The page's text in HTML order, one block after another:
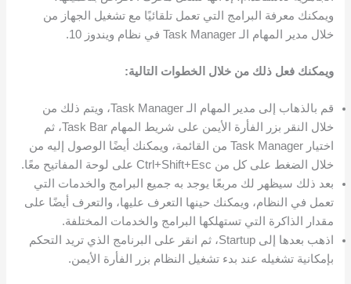
ويمكنك معرفة البرامج التي تعمل تلقائيًا مع تشغيل الجهاز من
خلال مدير المهام الـ Task Manager في نظام ويندوز 10.
ويمكنك فعل ذلك من خلال الخطوات التالية:
قم بالذهاب إلى مدير المهام الـ Task Manager، ويتم ذلك من
خلال النقر بزر الفأرة الأيمن على شريط المهام Task Bar، ثم
اختيار Task Manager من القائمة، ويمكنك أيضًا الوصول إليه من
خلال الضغط على كل من Ctrl+Shift+Esc على لوحة المفاتيح معًا.
بعد ذلك سيظهر لك مربعًا يوجد به جميع البرامج والخدمات التي
تعمل في النظام، ويمكنك حينها التعرف عليها، والتعرف أيضًا على
مقدار الذاكرة التي تستهلكها البرامج والخدمات المختلفة.
اذهب بعدها إلى Startup، ثم انقر على البرنامج الذي تريد التحكم
بإمكانية تشغيله عند بدء تشغيل النظام بزر الفأرة الأيمن.